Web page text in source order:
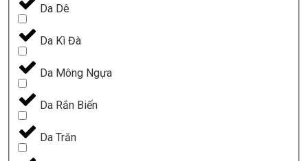
Da Dê
Da Kì Đà
Da Mông Ngựa
Da Rắn Biến
Da Trăn